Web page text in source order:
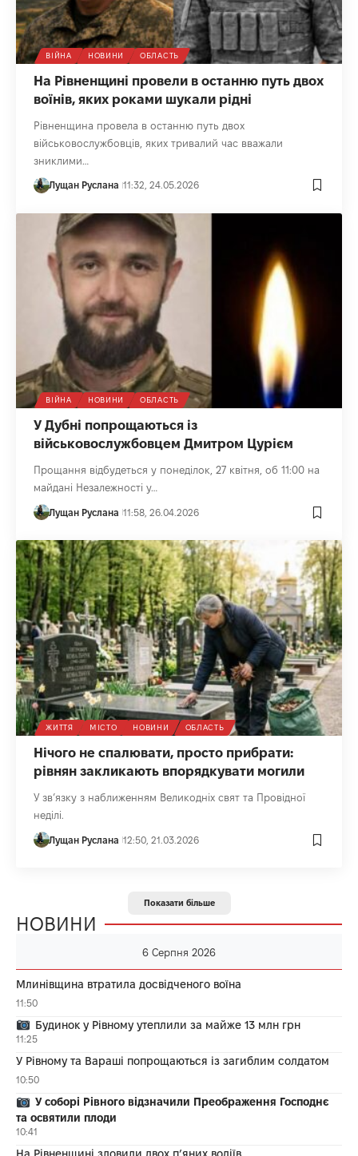
ВІЙНА НОВИНИ ОБЛАСТЬ
На Рівненщині провели в останню путь двох
воїнів, яких роками шукали рідні
Рівненщина провела в останню путь двох
військовослужбовців, яких тривалий час вважали
зниклими…
Лущан Руслана 11:32, 24.05.2026
ВІЙНА НОВИНИ ОБЛАСТЬ
У Дубні попрощаються із
військовослужбовцем Дмитром Цурієм
Прощання відбудеться у понеділок, 27 квітня, об 11:00 на
майдані Незалежності у…
Лущан Руслана 11:58, 26.04.2026
ЖИТТЯ МІСТО НОВИНИ ОБЛАСТЬ
Нічого не спалювати, просто прибрати:
рівнян закликають впорядкувати могили
У зв’язку з наближенням Великодніх свят та Провідної
неділі.
Лущан Руслана 12:50, 21.03.2026
Показати більше
НОВИНИ
6 Серпня 2026
Млинівщина втратила досвідченого воїна
11:50
Будинок у Рівному утеплили за майже 13 млн грн
11:25
У Рівному та Вараші попрощаються із загиблим солдатом
10:50
У соборі Рівного відзначили Преображення Господнє
та освятили плоди
10:41